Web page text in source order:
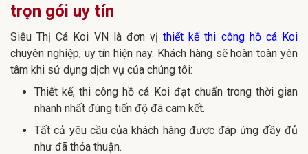
trọn gói uy tín
Siêu Thị Cá Koi VN là đơn vịthiết kế thi công hồ cá Koi
chuyên nghiệp, uy tín hiện nay. Khách hàng sẽ hoàn toàn yên
tâm khi sử dụng dịch vụ của chúng tôi:
Thiết kế, thi công hồ cá Koi đạt chuẩn trong thời gian
nhanh nhất đúng tiến độ đã cam kết.
Tất cả yêu cầu của khách hàng được đáp ứng đầy đủ
như đã thỏa thuận.